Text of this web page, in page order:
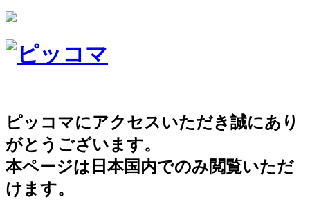
ピッコマにアクセスいただき誠にあり
がとうございます。
本ページは日本国内でのみ閲覧いただ
けます。